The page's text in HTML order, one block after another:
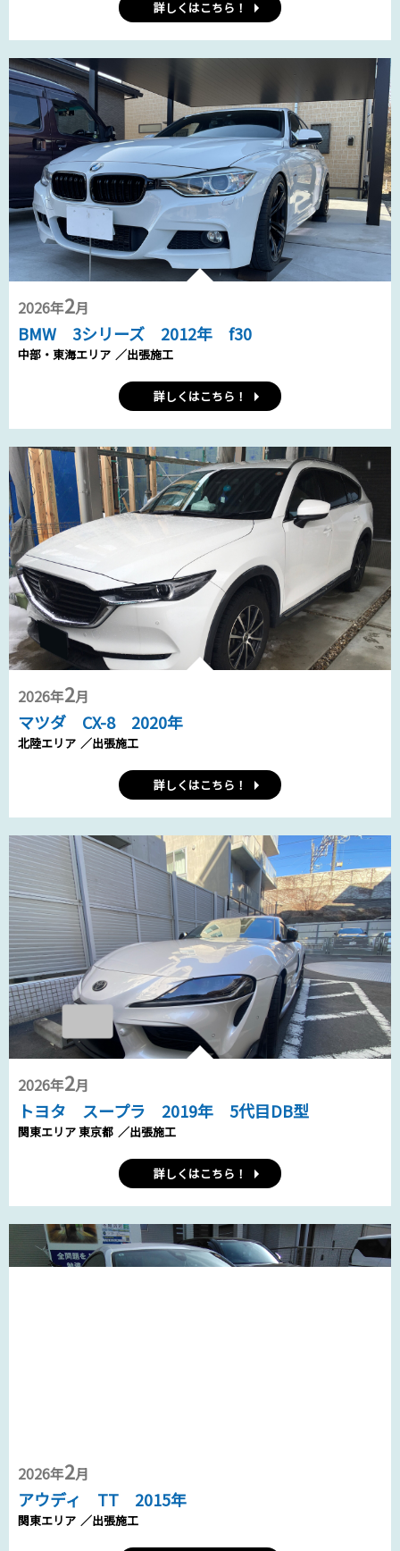
詳しくはこちら！
2026年2月
BMW 3シリーズ 2012年 f30
中部・東海エリア ／出張施工
詳しくはこちら！
2026年2月
マツダ CX-8 2020年
北陸エリア ／出張施工
詳しくはこちら！
2026年2月
トヨタ スープラ 2019年 5代目DB型
関東エリア 東京都 ／出張施工
詳しくはこちら！
2026年2月
アウディ TT 2015年
関東エリア ／出張施工